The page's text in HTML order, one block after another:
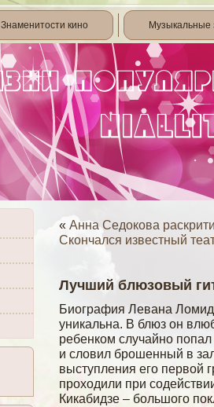
Знаменитости кино Музыкальные
« Анна Седокова
Скончался известный
Лучший блюзовый
Биография Левана
уникальна. В блюз он
ребенком случайно
и словил брошенный в
выступления его первой
проходили при
Кикабидзе – большого